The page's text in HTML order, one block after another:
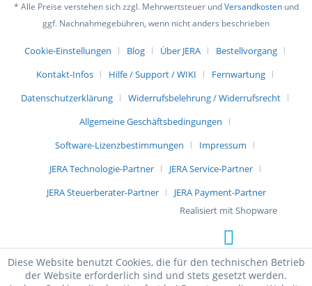
* Alle Preise verstehen sich zzgl. Mehrwertsteuer undVersandkostenund
ggf. Nachnahmegebühren, wenn nicht anders beschrieben
Cookie-Einstellungen Blog Über JERA
Bestellvorgang
Kontakt-Infos
Hilfe / Support / WIKI
Fernwartung
Datenschutzerklärung
Widerrufsbelehrung / Widerrufsrecht
Allgemeine Geschäftsbedingungen
Software-Lizenzbestimmungen
Impressum
JERA Technologie-Partner
JERA Service-Partner
JERA Steuerberater-Partner
JERA Payment-Partner
Realisiert mit Shopware
Diese Website benutzt Cookies, die für den technischen Betrieb
der Website erforderlich sind und stets gesetzt werden.